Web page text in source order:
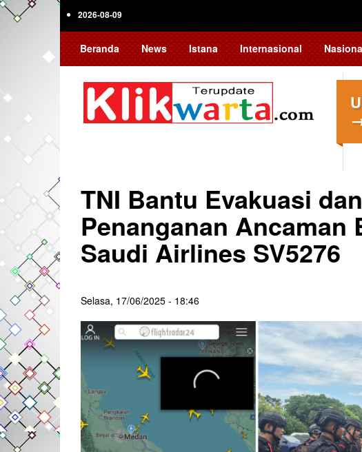
Skip
2026-08-09
Beranda News Istana Internasional
TNI Bantu Evakuasi
Penanganan Ancaman
Saudi Airlines SV5276
Selasa, 17/06/2025 - 18:46